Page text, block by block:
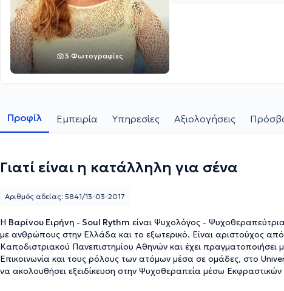
3 Φωτογραφίες
Προφίλ Εμπειρία Υπηρεσίες Αξιολογήσεις
Γιατί είναι η κατάλληλη για σένα
Η Βαρίνου Ειρήνη - Soul Rythm είναι Ψυχολόγος -
με ανθρώπους στην Ελλάδα και το εξωτερικό. Είναι αριστούχος
Καποδιστριακού Πανεπιστημίου Αθηνών και έχει πραγματοποιήσει
Επικοινωνία και τους ρόλους των ατόμων μέσα σε ομάδες, στο
να ακολουθήσει εξειδίκευση στην Ψυχοθεραπεία μέσω
Αριθμός αδείας: 5841/13-03-2017